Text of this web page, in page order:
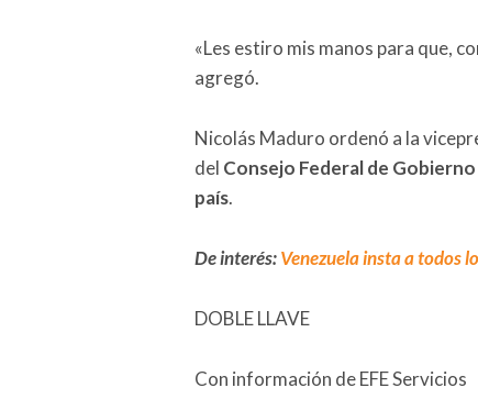
«Les estiro mis manos para que,
agregó.
Nicolás Maduro ordenó a la
del Consejo Federal de
país.
De interés:Venezuela insta a todos
DOBLE LLAVE
Con información de EFE Servicios